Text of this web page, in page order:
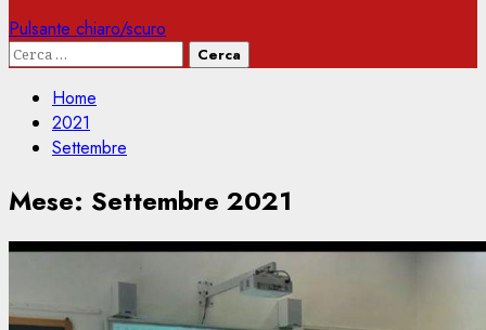
Pulsante chiaro/scuro
Ricerca
Home
2021
Settembre
Mese: Settembre 2021